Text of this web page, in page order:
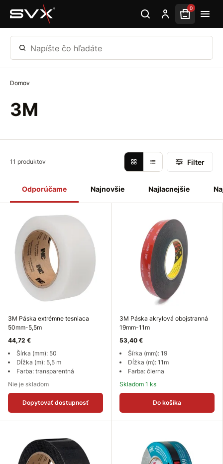
Preskočiť na hlavný obsah 0
Napíšte čo hľadáte
Domov
3M
Odporúčame Najnovšie Najlacnejšie
11 produktov Filter
3M Páska extrémne tesniaca
50mm-5,5m
44,72 €
Šírka (mm): 50
Dĺžka (m): 5,5 m
Farba: transparentná
Nie je skladom
Dopytovať dostupnosť
3M Páska akrylová obojstranná
19mm-11m
53,40 €
Šírka (mm): 19
Dĺžka (m): 11m
Farba: čierna
Skladom 1 ks
Do košíka